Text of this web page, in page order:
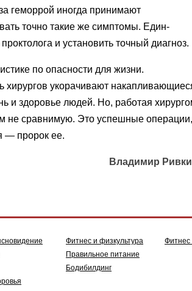
геморрой иногда прини­мают
точно такие же симптомы. Един­
и установить точный диагноз.
по опасности для жизни.
хирургов укорачива­ют
и здоровье людей. Но, работая
не сравнимую. Это успешные операции,
— пророк ее.
Владимир
Фитнес и физкультура
Правильное питание
Бодибилдинг
Фитнес